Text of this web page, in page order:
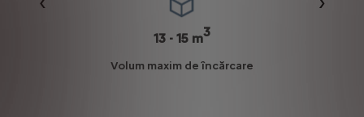
Précédent
13 - 15 m3
Volum maxim de încărcare